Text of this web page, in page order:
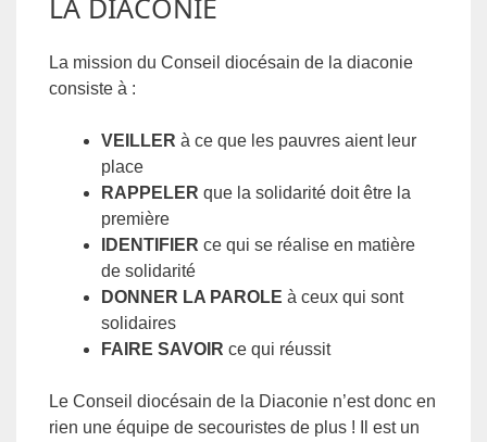
La mission du Conseil diocésain de la diaconie
consiste à :
VEILLER à ce que les pauvres aient leur
place
RAPPELER que la solidarité doit être la
première
IDENTIFIER ce qui se réalise en matière
de solidarité
DONNER LA PAROLE à ceux qui sont
solidaires
FAIRE SAVOIR ce qui réussit
Le Conseil diocésain de la Diaconie n’est donc en
rien une équipe de secouristes de plus ! Il est un